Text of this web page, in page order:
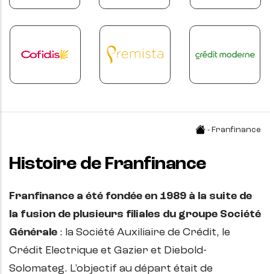
- Franfinance
Histoire de Franfinance
Franfinance a été fondée en 1989 à la suite de
la fusion de plusieurs filiales du groupe Société
Générale : la Société Auxiliaire de Crédit, le
Crédit Electrique et Gazier et Diebold-
Solomateg. L'objectif au départ était de